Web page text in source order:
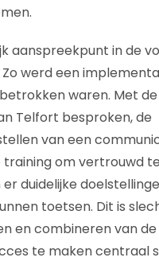
aanspreekpunt in de
werd een
waren. Met
Telfort besproken, de
van een
om vertrouwd
duidelijke
toetsen. Dit is
en combineren van
te maken centraal